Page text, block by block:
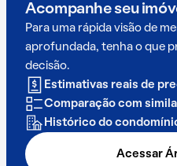
Acompanhe seu
Para uma rápida visão de
aprofundada, tenha o que
decisão.
Estimativas reais de
Comparação com
Histórico do
Acessar